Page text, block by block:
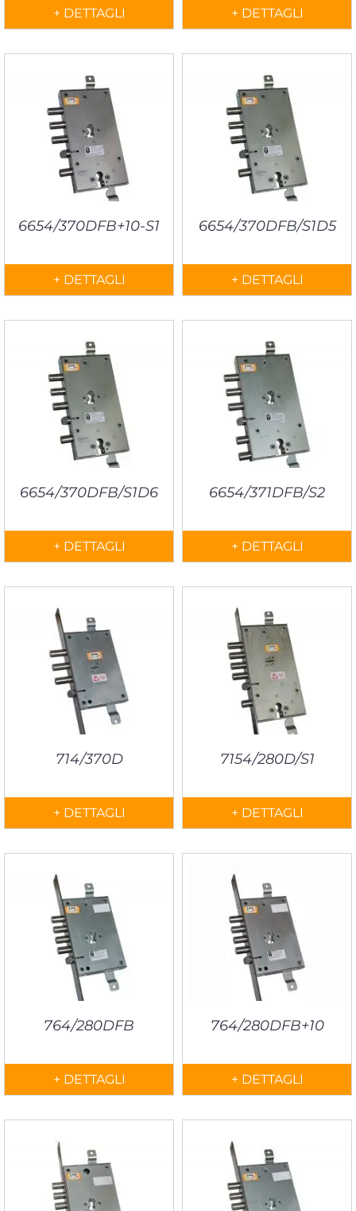
+ DETTAGLI + DETTAGLI
6654/370DFB+10-S1
+ DETTAGLI
6654/370DFB/S1D5
+ DETTAGLI
6654/370DFB/S1D6
+ DETTAGLI
6654/371DFB/S2
+ DETTAGLI
714/370D
+ DETTAGLI
7154/280D/S1
+ DETTAGLI
764/280DFB
+ DETTAGLI
764/280DFB+10
+ DETTAGLI